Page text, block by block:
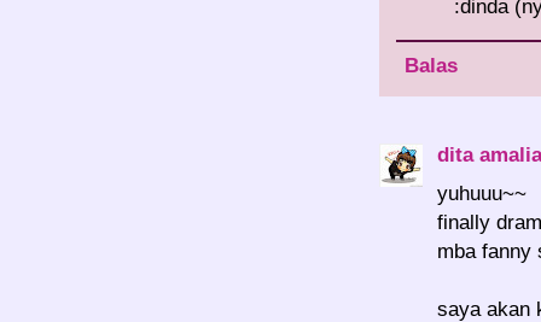
:dinda
Balas
dita amalia
yuhuuu~~
finally
mba fanny
saya akan